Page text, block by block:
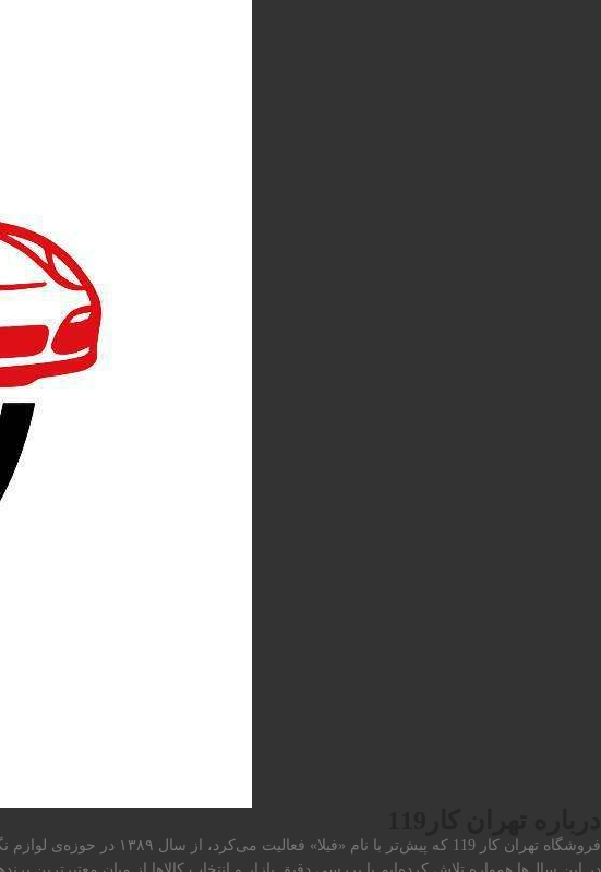
فروشگاه تهران کار 119 که پیش‌تر با نام «فیلا» فعالیت می‌کرد، از سال ۱۳۸۹ در حوزه‌ی لوازم نگهداری و مراقبت خودرو همراه مشتریان بوده است.